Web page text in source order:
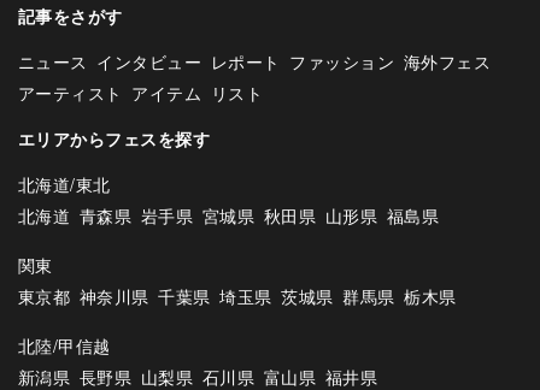
記事をさがす
ニュース インタビュー レポート ファッション 海外フェス
アーティスト アイテム
リスト
エリアからフェスを探す
北海道/東北
北海道 青森県 岩手県 宮城県 秋田県 山形県 福島県
関東
東京都 神奈川県 千葉県 埼玉県 茨城県 群馬県 栃木県
北陸/甲信越
新潟県 長野県 山梨県 石川県 富山県 福井県